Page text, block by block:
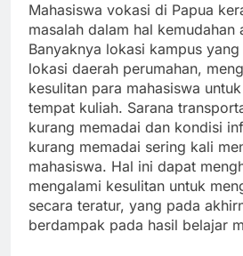
Mahasiswa vokasi di Papua
masalah dalam hal kemudahan
Banyaknya lokasi kampus
lokasi daerah perumahan,
kesulitan para mahasiswa
tempat kuliah. Sarana
kurang memadai dan kondisi
kurang memadai sering kali
mahasiswa. Hal ini dapat
mengalami kesulitan untuk
secara teratur, yang pada
berdampak pada hasil belajar